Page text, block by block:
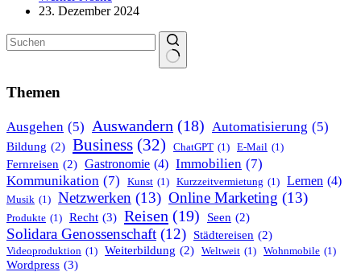
23. Dezember 2024
Ergebnisse
Themen
Ausgehen (5) Auswandern (18) Automatisierung (5)
Bildung (2) Business (32) ChatGPT (1) E-Mail (1)
Fernreisen (2) Gastronomie (4) Immobilien (7)
Kommunikation (7) Kunst (1) Kurzzeitvermietung (1) Lernen (4)
Musik (1) Netzwerken (13) Online Marketing (13)
Produkte (1) Recht (3) Reisen (19) Seen (2)
Solidara Genossenschaft (12) Städtereisen (2)
Videoproduktion (1) Weiterbildung (2) Weltweit (1) Wohnmobile (1)
Wordpress (3)